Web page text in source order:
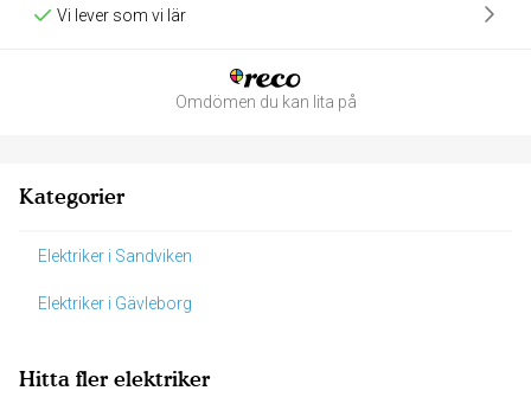
Vi lever som vi lär
Omdömen du kan lita på
Kategorier
Elektriker i Sandviken
Elektriker i Gävleborg
Hitta fler elektriker